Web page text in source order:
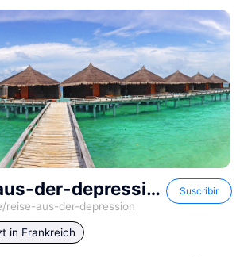
reise-aus-der-depression
reise-aus-der-depression
Suscribir
in Frankreich